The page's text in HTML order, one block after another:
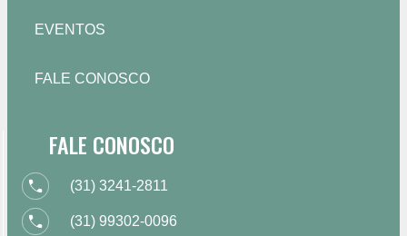
EVENTOS
FALE CONOSCO
FALE CONOSCO
(31) 3241-2811
(31) 99302-0096